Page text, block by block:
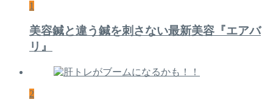
1
美容鍼と違う鍼を刺さない最新美容『エアバ
リ』
2